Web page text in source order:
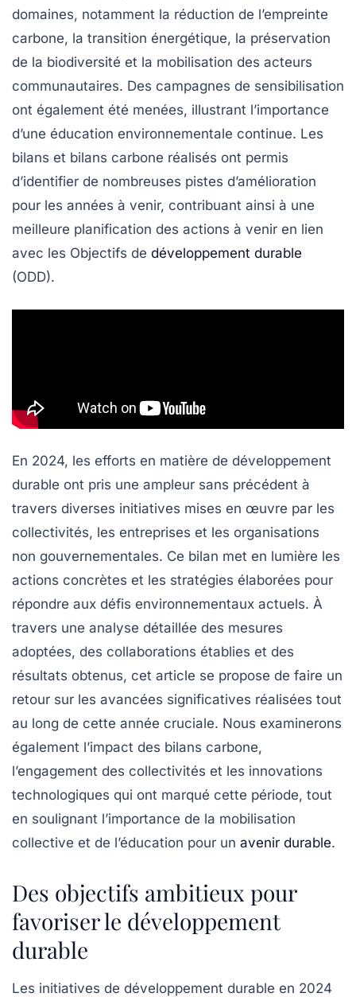
domaines, notamment la réduction de l’empreinte
carbone, la transition énergétique, la préservation
de la biodiversité et la mobilisation des acteurs
communautaires. Des campagnes de sensibilisation
ont également été menées, illustrant l’importance
d’une éducation environnementale continue. Les
bilans et bilans carbone réalisés ont permis
d’identifier de nombreuses pistes d’amélioration
pour les années à venir, contribuant ainsi à une
meilleure planification des actions à venir en lien
avec les Objectifs de développement durable
(ODD).
En 2024, les efforts en matière de développement
durable ont pris une ampleur sans précédent à
travers diverses initiatives mises en œuvre par les
collectivités, les entreprises et les organisations
non gouvernementales. Ce bilan met en lumière les
actions concrètes et les stratégies élaborées pour
répondre aux défis environnementaux actuels. À
travers une analyse détaillée des mesures
adoptées, des collaborations établies et des
résultats obtenus, cet article se propose de faire un
retour sur les avancées significatives réalisées tout
au long de cette année cruciale. Nous examinerons
également l’impact des bilans carbone,
l’engagement des collectivités et les innovations
technologiques qui ont marqué cette période, tout
en soulignant l’importance de la mobilisation
collective et de l’éducation pour un avenir durable.
Des objectifs ambitieux pour
favoriser le développement
durable
Les initiatives de développement durable en 2024